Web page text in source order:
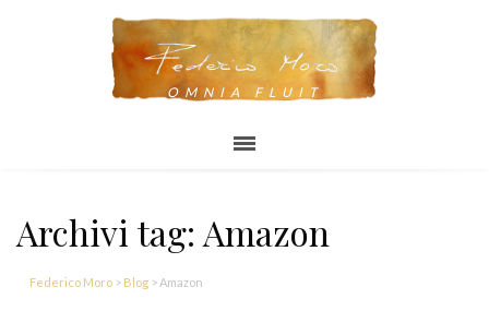
OMNIA FLUIT
Archivi tag: Amazon
Federico Moro > Blog > Amazon